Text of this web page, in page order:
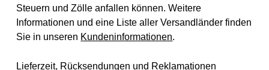
Steuern und Zölle anfallen können. Weitere
Informationen und eine Liste aller Versandländer finden
Sie in unseren Kundeninformationen.
Lieferzeit, Rücksendungen und Reklamationen